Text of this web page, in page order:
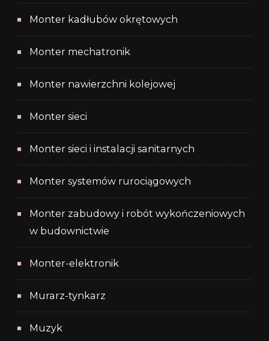
Monter kadłubów okrętowych
Monter mechatronik
Monter nawierzchni kolejowej
Monter sieci
Monter sieci i instalacji sanitarnych
Monter systemów rurociągowych
Monter zabudowy i robót wykończeniowych
w budownictwie
Monter-elektronik
Murarz-tynkarz
Muzyk